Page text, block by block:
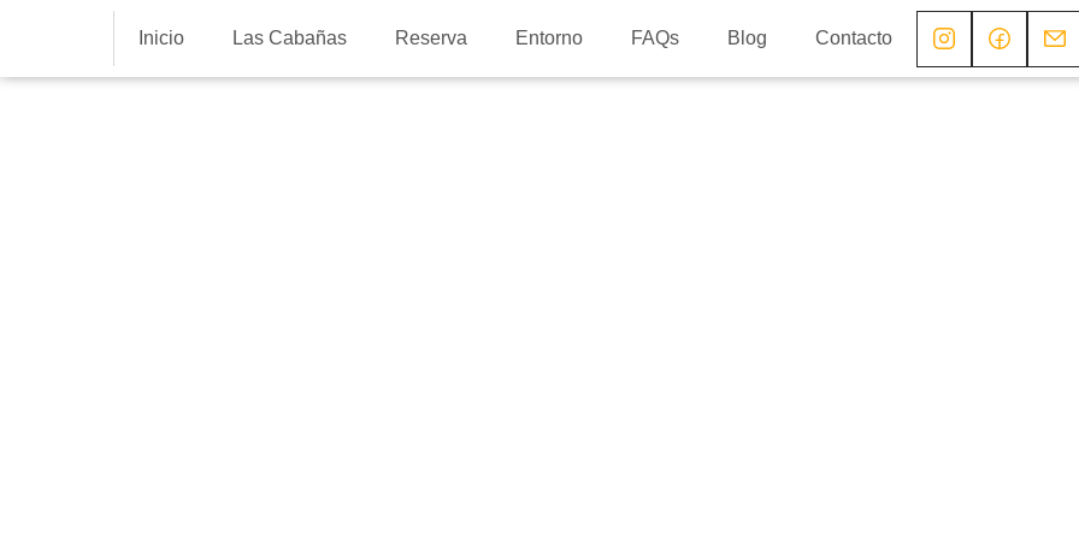
Inicio Las Cabañas Reserva Entorno FAQs Blog Contacto